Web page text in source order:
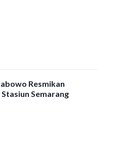
Resmikan
Semarang